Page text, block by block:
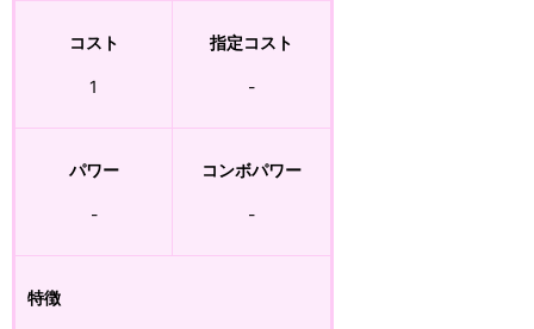
コスト
1
指定コスト
-
パワー
-
コンボパワー
-
特徴